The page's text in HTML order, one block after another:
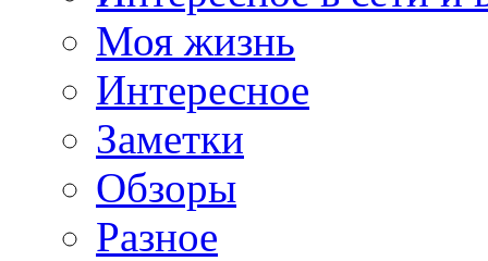
Моя жизнь
Интересное
Заметки
Обзоры
Разное